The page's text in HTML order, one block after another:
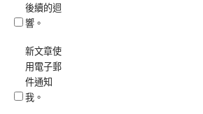
後續的迴
響。
新文章使
用電子郵
件通知
我。